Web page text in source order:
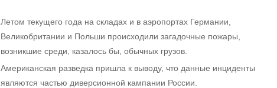
Летом текущего года на складах и в аэропортах Германии,
Великобритании и Польши происходили загадочные пожары,
возникшие среди, казалось бы, обычных грузов.
Американская разведка пришла к выводу, что данные инциденты
являются частью диверсионной кампании России.